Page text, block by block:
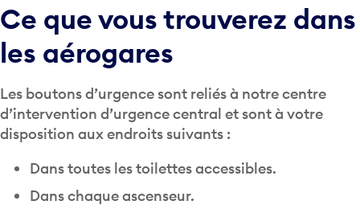
Ce que vous trouverez dans
les aérogares
Les boutons d’urgence sont reliés à notre centre
d’intervention d’urgence central et sont à votre
disposition aux endroits suivants :
Dans toutes les toilettes accessibles.
Dans chaque ascenseur.